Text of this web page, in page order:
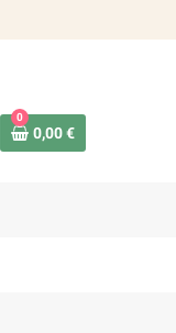
0
0,00 €